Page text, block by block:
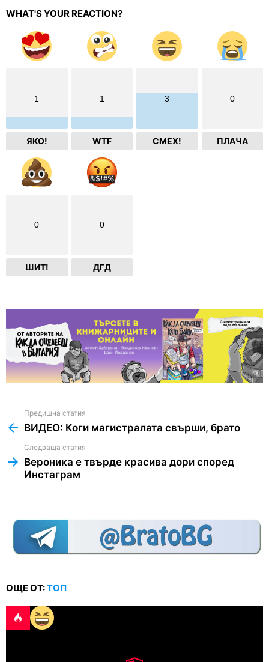
WHAT'S YOUR REACTION?
1
ЯКО!
1
WTF
3
СМЕХ!
0
ПЛАЧА
0
ШИТ!
0
ДГД
more
Предишна статия
ВИДЕО: Коги магистралата свърши, брато
Следваща статия
Вероника е твърде красива дори според
Инстаграм
ОЩЕ ОТ:ТОП